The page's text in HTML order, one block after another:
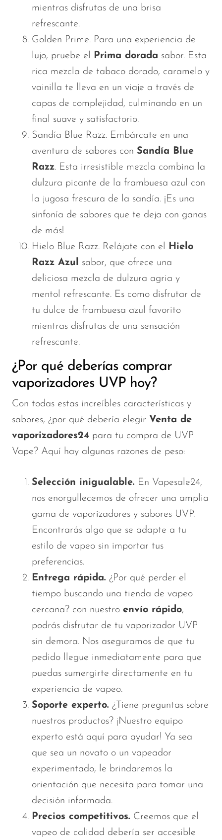
mientras disfrutas de una brisa
refrescante.
Golden Prime. Para una experiencia de
lujo, pruebe el Prima dorada sabor. Esta
rica mezcla de tabaco dorado, caramelo y
vainilla te lleva en un viaje a través de
capas de complejidad, culminando en un
final suave y satisfactorio.
Sandía Blue Razz. Embárcate en una
aventura de sabores con Sandía Blue
Razz. Esta irresistible mezcla combina la
dulzura picante de la frambuesa azul con
la jugosa frescura de la sandía. ¡Es una
sinfonía de sabores que te deja con ganas
de más!
Hielo Blue Razz. Relájate con el Hielo
Razz Azul sabor, que ofrece una
deliciosa mezcla de dulzura agria y
mentol refrescante. Es como disfrutar de
tu dulce de frambuesa azul favorito
mientras disfrutas de una sensación
refrescante.
¿Por qué deberías comprar
vaporizadores UVP hoy?
Con todas estas increíbles características y
sabores, ¿por qué debería elegir Venta de
vaporizadores24 para tu compra de UVP
Vape? Aquí hay algunas razones de peso:
Selección inigualable. En Vapesale24,
nos enorgullecemos de ofrecer una amplia
gama de vaporizadores y sabores UVP.
Encontrarás algo que se adapte a tu
estilo de vapeo sin importar tus
preferencias.
Entrega rápida. ¿Por qué perder el
tiempo buscando una tienda de vapeo
cercana? con nuestro envío rápido,
podrás disfrutar de tu vaporizador UVP
sin demora. Nos aseguramos de que tu
pedido llegue inmediatamente para que
puedas sumergirte directamente en tu
experiencia de vapeo.
Soporte experto. ¿Tiene preguntas sobre
nuestros productos? ¡Nuestro equipo
experto está aquí para ayudar! Ya sea
que sea un novato o un vapeador
experimentado, le brindaremos la
orientación que necesita para tomar una
decisión informada.
Precios competitivos. Creemos que el
vapeo de calidad debería ser accesible